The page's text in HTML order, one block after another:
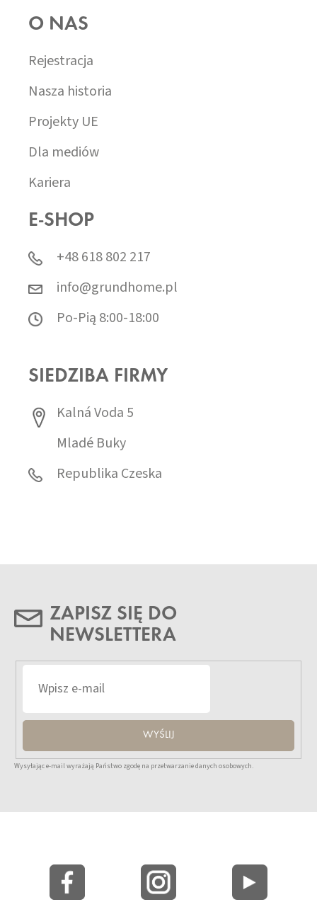
O NAS
Rejestracja
Nasza historia
Projekty UE
Dla mediów
Kariera
E-SHOP
+48 618 802 217
info@grundhome.pl
Po-Pią 8:00-18:00
SIEDZIBA FIRMY
Kalná Voda 5
Mladé Buky
Republika Czeska
ZAPISZ SIĘ DO
NEWSLETTERA
WYŚLIJ
Wysyłając e-mail wyrażają Państwo zgodę na przetwarzanie danych osobowych.